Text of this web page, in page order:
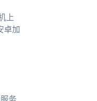
上
卓加
务